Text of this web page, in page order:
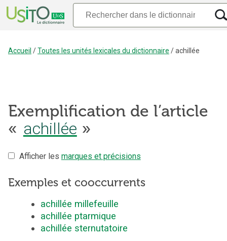
Accueil /Toutes les unités lexicales du dictionnaire /achillée
Exemplification de l’article
« achillée »
Afficher les marques et précisions
Exemples et cooccurrents
achillée millefeuille
achillée ptarmique
achillée sternutatoire